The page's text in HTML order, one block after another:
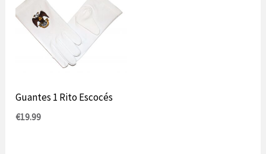
Guantes 1 Rito Escocés
€19.99